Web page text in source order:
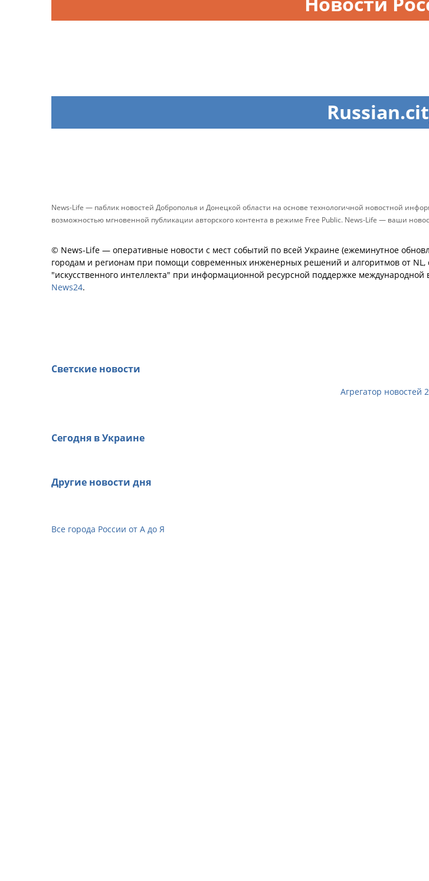
News-Life — паблик новостей Доброполья и Донецкой области на основе технологичной новостной
возможностью мгновенной публикации авторского контента в режиме Free Public. News-Life — ваши
© News-Life — оперативные новости с мест событий по всей Украине (ежеминутное
городам и регионам при помощи современных инженерных решений и алгоритмов от NL,
"искусственного интеллекта" при информационной ресурсной поддержке международной
News24.
Светские новости
Агрегатор новостей
Сегодня в Украине
Другие новости дня
Все города России от А до Я